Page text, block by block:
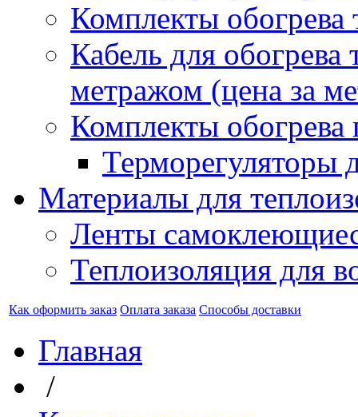
Комплекты обогрева
Кабель для обогрева
метражом (цена за
Комплекты обогрева
Терморегуляторы
Материалы для
Ленты
Теплоизоляция для
Как оформить заказ Оплата заказа Способы доставки
Главная
/